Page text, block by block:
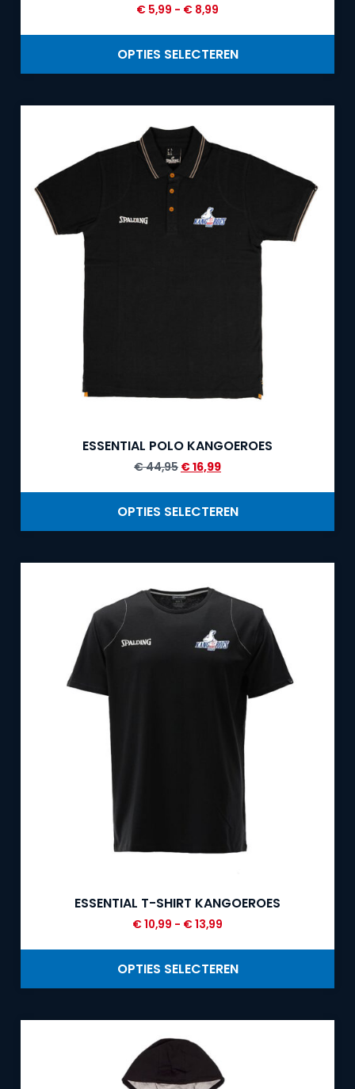
€ 5,99 - € 8,99
OPTIES SELECTEREN
ESSENTIAL POLO KANGOEROES
€44,95 €16,99
OPTIES SELECTEREN
ESSENTIAL T-SHIRT KANGOEROES
€10,99 - €13,99
OPTIES SELECTEREN